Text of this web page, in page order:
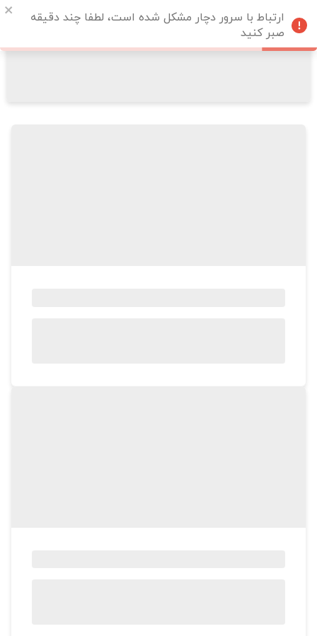
ارتباط با سرور دچار مشکل شده است، لطفا چند دقیقه
صبر کنید